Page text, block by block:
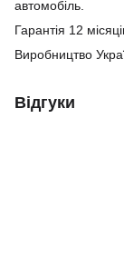
автомобіль.
Гарантія 12
Виробництво
Відгуки